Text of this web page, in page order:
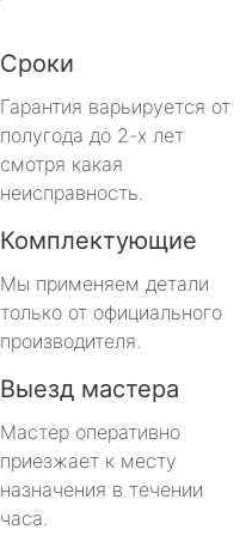
Сроки
Гарантия варьируется от
полугода до 2-х лет
смотря какая
неисправность.
Комплектующие
Мы применяем детали
только от официального
производителя.
Выезд мастера
Мастер оперативно
приезжает к месту
назначения в течении
часа.